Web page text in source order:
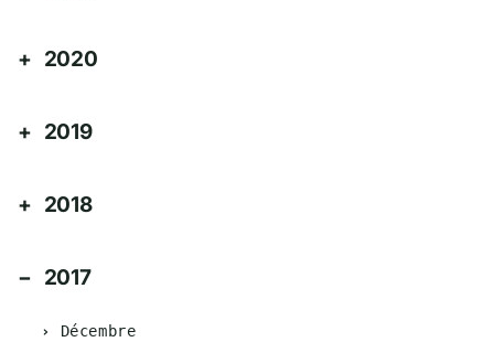
2020
2019
2018
2017
Décembre